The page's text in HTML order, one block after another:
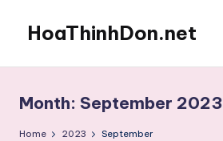
content
HoaThinhDon.net
in
Washington
D.C.
Month: September 2023
Home 2023 September